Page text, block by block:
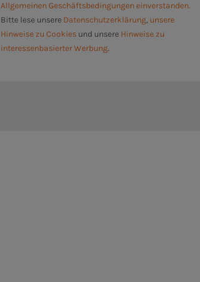
Allgemeinen Geschäftsbedingungen einverstanden.
Bitte lese unsere Datenschutzerklärung, unsere
Hinweise zu Cookies und unsere Hinweise zu
interessenbasierter Werbung.